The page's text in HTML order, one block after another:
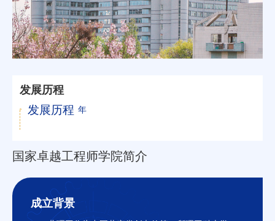
发展历程
发展历程 年
国家卓越工程师学院简介
成立背景